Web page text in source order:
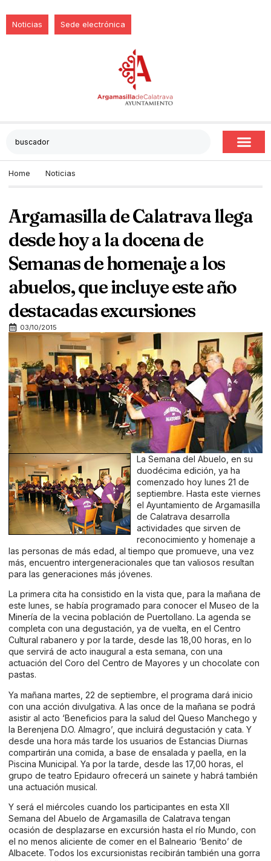
Noticias Sede electrónica
Home Noticias
Argamasilla de Calatrava llega
desde hoy a la docena de
Semanas de homenaje a los
abuelos, que incluye este año
destacadas excursiones
03/10/2015
La Semana del Abuelo, en su
duodécima edición, ya ha
comenzado hoy lunes 21 de
septiembre. Hasta este viernes
el Ayuntamiento de Argamasilla
de Calatrava desarrolla
actividades que sirven de
reconocimiento y homenaje a
las personas de más edad, al tiempo que promueve, una vez
más, encuentro intergeneracionales que tan valiosos resultan
para las generaciones más jóvenes.
La primera cita ha consistido en la vista que, para la mañana de
este lunes, se había programado para conocer el Museo de la
Minería de la vecina población de Puertollano. La agenda se
completa con una degustación, ya de vuelta, en el Centro
Cultural rabanero y por la tarde, desde las 18,00 horas, en lo
que servirá de acto inaugural a esta semana, con una
actuación del Coro del Centro de Mayores y un chocolate con
pastas.
Ya mañana martes, 22 de septiembre, el programa dará inicio
con una acción divulgativa. A las once de la mañana se podrá
asistir al acto ‘Beneficios para la salud del Queso Manchego y
la Berenjena D.O. Almagro’, que incluirá degustación y cata. Y
desde una hora más tarde los usuarios de Estancias Diurnas
compartirán una comida, a base de ensalada y paella, en la
Piscina Municipal. Ya por la tarde, desde las 17,00 horas, el
grupo de teatro Epidauro ofrecerá un sainete y habrá también
una actuación musical.
Y será el miércoles cuando los participantes en esta XII
Semana del Abuelo de Argamasilla de Calatrava tengan
ocasión de desplazarse en excursión hasta el río Mundo, con
el no menos aliciente de comer en el Balneario ‘Benito’ de
Albacete. Todos los excursionistas recibirán también una gorra